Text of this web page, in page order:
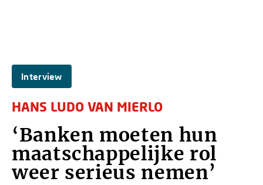
Interview
HANS LUDO VAN MIERLO
‘Banken moeten hun
maatschappelijke rol
weer serieus nemen’